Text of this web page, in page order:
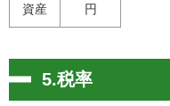
資産
円
5.税率